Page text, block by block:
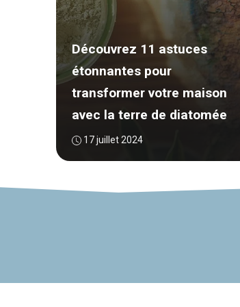
Découvrez 11 astuces
étonnantes pour
transformer votre maison
avec la terre de diatomée
17 juillet 2024